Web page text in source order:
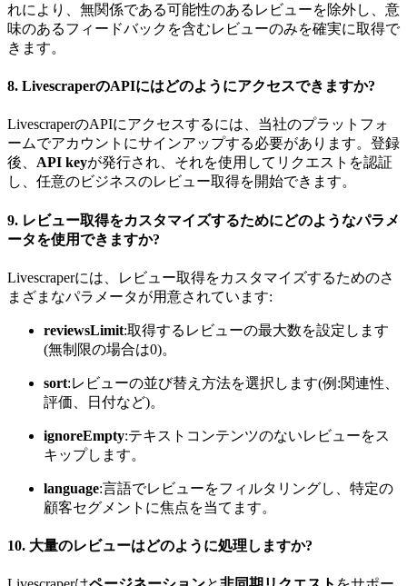
れにより、無関係である可能性のあるレビューを除外し、意
味のあるフィードバックを含むレビューのみを確実に取得で
きます。
8. LivescraperのAPIにはどのようにアクセスできますか?
LivescraperのAPIにアクセスするには、当社のプラットフォ
ームでアカウントにサインアップする必要があります。登録
後、 API keyが発行され、それを使用してリクエストを認証
し、任意のビジネスのレビュー取得を開始できます。
9. レビュー取得をカスタマイズするためにどのようなパラメ
ータを使用できますか?
Livescraperには、レビュー取得をカスタマイズするためのさ
まざまなパラメータが用意されています:
reviewsLimit:取得するレビューの最大数を設定します
(無制限の場合は0)。
sort:レビューの並び替え方法を選択します(例:関連性、
評価、日付など)。
ignoreEmpty:テキストコンテンツのないレビューをス
キップします。
language:言語でレビューをフィルタリングし、特定の
顧客セグメントに焦点を当てます。
10. 大量のレビューはどのように処理しますか?